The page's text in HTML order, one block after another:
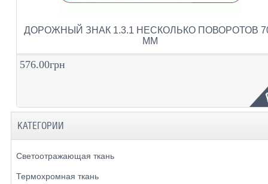
ДОРОЖНЫЙ ЗНАК 1.3.1 НЕСКОЛЬКО ПОВОРОТОВ
ММ
576.00грн
КАТЕГОРИИ
Светоотражающая ткань
Термохромная ткань